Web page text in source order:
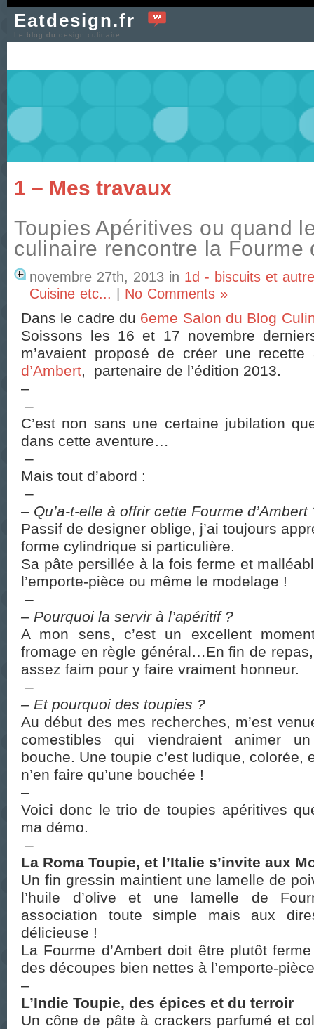
Eatdesign.fr
Le blog du design culinaire
1 – Mes travaux
Toupies Apéritives ou quand
culinaire rencontre la Fourme
novembre 27th, 2013 in 1d - biscuits et
Cuisine etc...
No Comments »
Dans le cadre du 6eme Salon du Blog
Soissons les 16 et 17 novembre
m’avaient proposé de créer une
d’Ambert, partenaire de l’édition 2013.
–
–
C’est non sans une certaine jubilation
dans cette aventure…
–
Mais tout d’abord :
–
– Qu’a-t-elle à offrir cette Fourme d’Ambert
Passif de designer oblige, j’ai toujours
forme cylindrique si particulière.
Sa pâte persillée à la fois ferme et
l’emporte-pièce ou même le modelage !
–
– Pourquoi la servir à l’apéritif ?
A mon sens, c’est un excellent
fromage en règle général…En fin de
assez faim pour y faire vraiment honneur.
–
– Et pourquoi des toupies ?
Au début des mes recherches, m’est
comestibles qui viendraient animer un
bouche. Une toupie c’est ludique, colorée,
n’en faire qu’une bouchée !
–
Voici donc le trio de toupies apéritives
ma démo.
–
La Roma Toupie, et l’Italie s’invite aux
Un fin gressin maintient une lamelle de
l’huile d’olive et une lamelle de
association toute simple mais aux
délicieuse !
La Fourme d’Ambert doit être plutôt
des découpes bien nettes à l’emporte-
–
L’Indie Toupie, des épices et du terroir
Un cône de pâte à crackers parfumé et